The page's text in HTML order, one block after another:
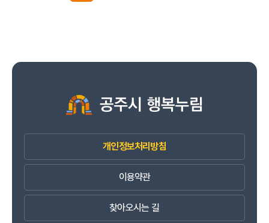
개인정보처리방침
이용약관
찾아오시는 길